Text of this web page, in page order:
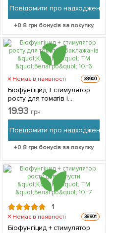
Повідомити про надходження
+0.8 грн бонусів за покупку
Немає в наявності 38900
Біофунгіцид + стимулятор
росту для томатів і
баклажанів "Корбіон" ТМ
"Белагро" 10г
19.93 грн
Повідомити про надходження
+0.8 грн бонусів за покупку
1
Немає в наявності 38901
Біофунгіцид + стимулятор